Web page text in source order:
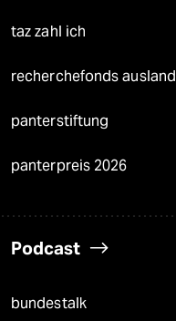
taz zahl ich
recherchefonds ausland
panterstiftung
panterpreis 2026
Podcast
bundestalk